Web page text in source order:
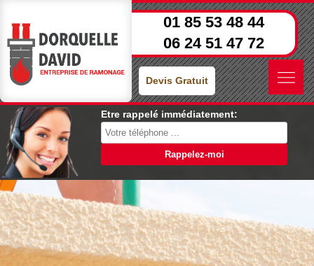
01 85 53 48 44
06 24 51 47 72
Devis Gratuit
Etre rappelé immédiatement: